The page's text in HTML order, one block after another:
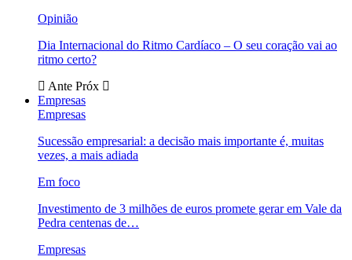
Opinião
Dia Internacional do Ritmo Cardíaco – O seu coração vai ao
ritmo certo?
Ante Próx
Empresas
Empresas
Sucessão empresarial: a decisão mais importante é, muitas
vezes, a mais adiada
Em foco
Investimento de 3 milhões de euros promete gerar em Vale da
Pedra centenas de…
Empresas